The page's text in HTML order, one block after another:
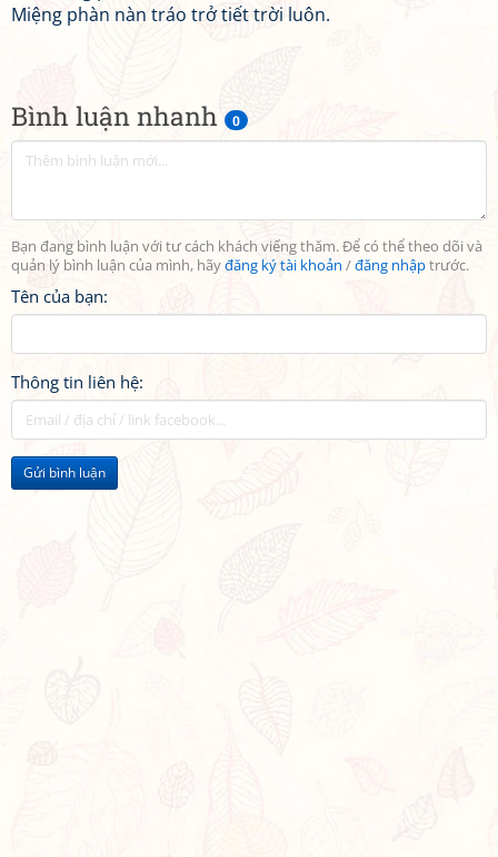
Bình luận nhanh 0
Bạn đang bình luận với tư cách khách viếng thăm. Để có thể theo dõi và
quản lý bình luận của mình, hãyđăng ký tài khoản /đăng nhậptrước.
Tên của bạn:
Thông tin liên hệ:
Gửi bình luận
Miệng phàn nàn tráo trở tiết trời luôn.